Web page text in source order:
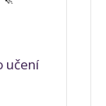
učení